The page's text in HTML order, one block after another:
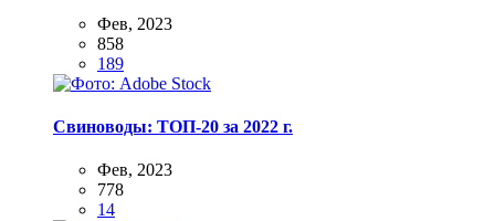
Фев, 2023
858
189
Свиноводы: ТОП-20 за 2022 г.
Фев, 2023
778
14